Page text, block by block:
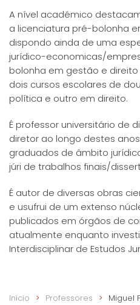
A nível académico
a licenciatura pré-bolonha
dispondo ainda de uma
jurídico-economicas/
bolonha em gestão e
dois cursos escolares de
política e outro em direito.
É professor universitário de
diretor ao longo destes
graduados de âmbito
júri de trabalhos finais/
É autor de diversas obras
e usufrui de um extenso
publicados em órgãos de
atualmente enquanto
Interdisciplinar de Estudos
Início Professores Miguel